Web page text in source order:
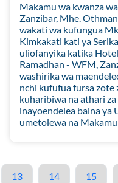
Makamu wa kwanza
Zanzibar, Mhe.
wakati wa kufungua
Kimkakati kati ya
uliofanyika katika
Ramadhan - WFM,
washirika wa
nchi kufufua fursa zote
kuharibiwa na athari
inayoendelea baina ya
umetolewa na Makamu
13 14 15